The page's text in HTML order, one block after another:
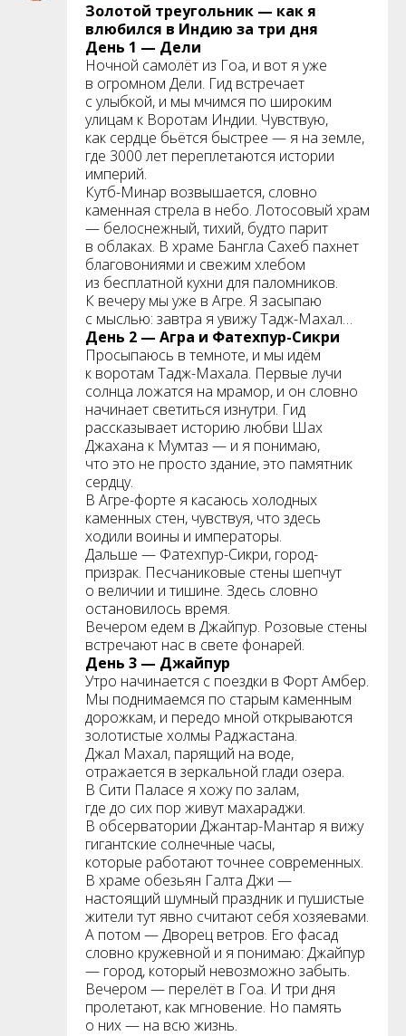
Золотой треугольник — как я
влюбился в Индию за три дня
День 1 — Дели
Ночной самолёт из Гоа, и вот я уже
в огромном Дели. Гид встречает
с улыбкой, и мы мчимся по широким
улицам к Воротам Индии. Чувствую,
как сердце бьётся быстрее — я на земле,
где 3000 лет переплетаются истории
империй.
Кутб-Минар возвышается, словно
каменная стрела в небо. Лотосовый храм
— белоснежный, тихий, будто парит
в облаках. В храме Бангла Сахеб пахнет
благовониями и свежим хлебом
из бесплатной кухни для паломников.
К вечеру мы уже в Агре. Я засыпаю
с мыслью: завтра я увижу Тадж-Махал…
День 2 — Агра и Фатехпур-Сикри
Просыпаюсь в темноте, и мы идём
к воротам Тадж-Махала. Первые лучи
солнца ложатся на мрамор, и он словно
начинает светиться изнутри. Гид
рассказывает историю любви Шах
Джахана к Мумтаз — и я понимаю,
что это не просто здание, это памятник
сердцу.
В Агре-форте я касаюсь холодных
каменных стен, чувствуя, что здесь
ходили воины и императоры.
Дальше — Фатехпур-Сикри, город-
призрак. Песчаниковые стены шепчут
о величии и тишине. Здесь словно
остановилось время.
Вечером едем в Джайпур. Розовые стены
встречают нас в свете фонарей.
День 3 — Джайпур
Утро начинается с поездки в Форт Амбер.
Мы поднимаемся по старым каменным
дорожкам, и передо мной открываются
золотистые холмы Раджастана.
Джал Махал, парящий на воде,
отражается в зеркальной глади озера.
В Сити Паласе я хожу по залам,
где до сих пор живут махараджи.
В обсерватории Джантар-Мантар я вижу
гигантские солнечные часы,
которые работают точнее современных.
В храме обезьян Галтa Джи —
настоящий шумный праздник и пушистые
жители тут явно считают себя хозяевами.
А потом — Дворец ветров. Его фасад
словно кружевной и я понимаю: Джайпур
— город, который невозможно забыть.
Вечером — перелёт в Гоа. И три дня
пролетают, как мгновение. Но память
о них — на всю жизнь.